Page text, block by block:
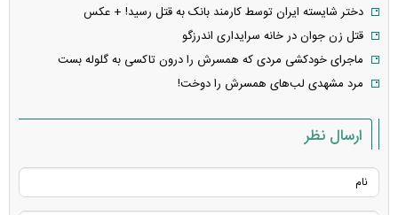
دختر شایسته ایران توسط کارمند بانک به قتل رسید! + عکس
قتل زن جوان در خانه سرایداری اندرزگو
ماجرای خودکشی مردی که همسرش را درون تاکسی به گلوله بست
مرد مشهدی لب‌های همسرش را دوخت!
ارسال نظر